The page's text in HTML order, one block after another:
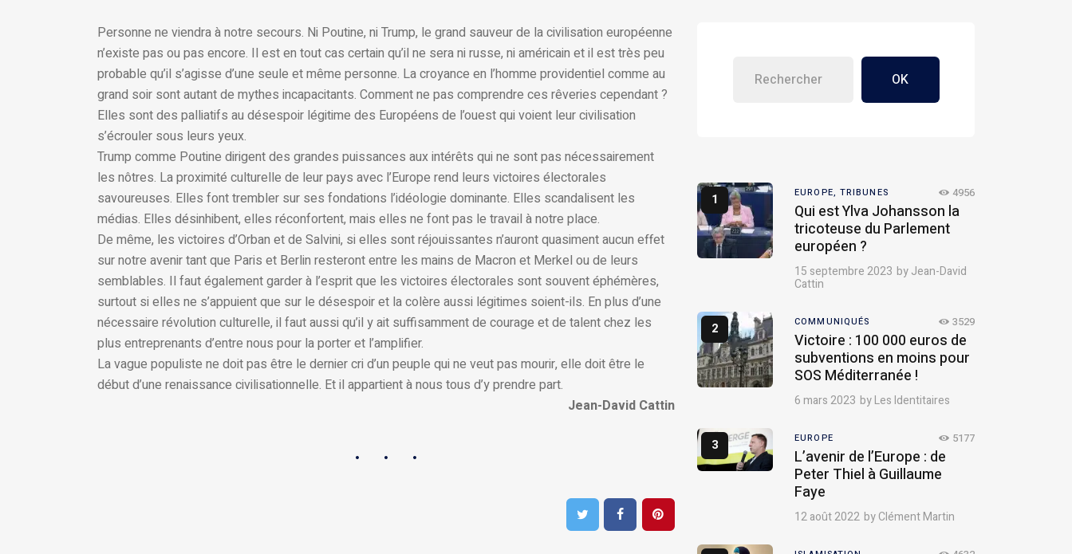
Personne ne viendra à notre secours. Ni Poutine, ni Trump, le grand sauveur de la civilisation européenne
n’existe pas ou pas encore. Il est en tout cas certain qu’il ne sera ni russe, ni américain et il est très peu
probable qu’il s’agisse d’une seule et même personne. La croyance en l’homme providentiel comme au
grand soir sont autant de mythes incapacitants. Comment ne pas comprendre ces rêveries cependant ?
Elles sont des palliatifs au désespoir légitime des Européens de l’ouest qui voient leur civilisation
s’écrouler sous leurs yeux.
Trump comme Poutine dirigent des grandes puissances aux intérêts qui ne sont pas nécessairement
les nôtres. La proximité culturelle de leur pays avec l’Europe rend leurs victoires électorales
savoureuses. Elles font trembler sur ses fondations l’idéologie dominante. Elles scandalisent les
médias. Elles désinhibent, elles réconfortent, mais elles ne font pas le travail à notre place.
De même, les victoires d’Orban et de Salvini, si elles sont réjouissantes n’auront quasiment aucun effet
sur notre avenir tant que Paris et Berlin resteront entre les mains de Macron et Merkel ou de leurs
semblables. Il faut également garder à l’esprit que les victoires électorales sont souvent éphémères,
surtout si elles ne s’appuient que sur le désespoir et la colère aussi légitimes soient-ils. En plus d’une
nécessaire révolution culturelle, il faut aussi qu’il y ait suffisamment de courage et de talent chez les
plus entreprenants d’entre nous pour la porter et l’amplifier.
La vague populiste ne doit pas être le dernier cri d’un peuple qui ne veut pas mourir, elle doit être le
début d’une renaissance civilisationnelle. Et il appartient à nous tous d’y prendre part.
Jean-David Cattin
OK
EUROPE, TRIBUNES 4956
Qui est Ylva Johansson la
tricoteuse du Parlement
européen ?
15 septembre 2023 byJean-David
Cattin
COMMUNIQUÉS 3529
Victoire : 100 000 euros de
subventions en moins pour
SOS Méditerranée !
6 mars 2023 byLes Identitaires
EUROPE 5177
L’avenir de l’Europe : de
Peter Thiel à Guillaume
Faye
12 août 2022 byClément Martin